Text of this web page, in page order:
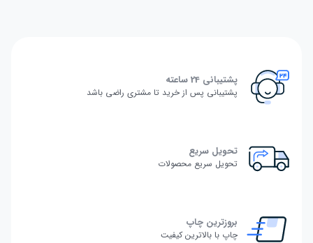
پشتیبانی 24 ساعته
پشتیبانی پس از خرید تا مشتری راضی باشد
تحویل سریع
تحویل سریع محصولات
بروزترین چاپ
چاپ با بالاترین کیفیت